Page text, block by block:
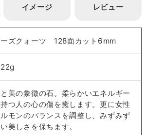
イメージ レビュー
ーズクォーツ 128面カット6mm
美の象徴の石。柔らかいエネルギー
つ人の心の傷を癒します。更に女性
モンのバランスを調整し、みずみず
美しさを保ちます。